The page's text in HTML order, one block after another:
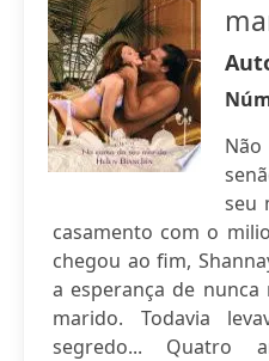
seu
casamento com o
chegou ao fim,
a esperança de
marido. Todavia
segredo... Quatro